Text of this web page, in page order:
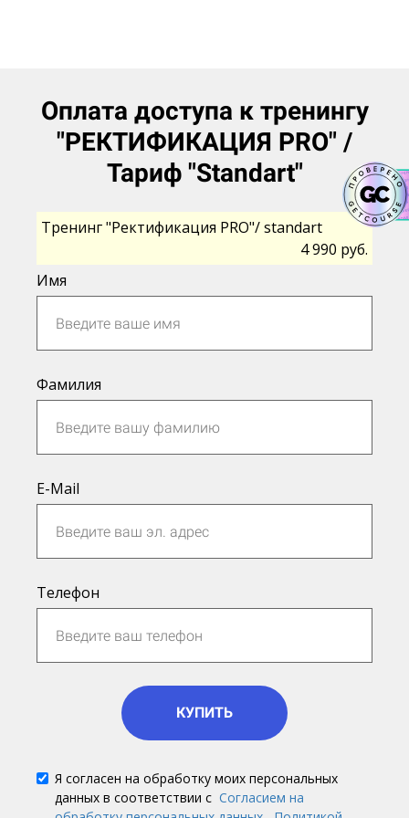
Оплата доступа к тренингу
"РЕКТИФИКАЦИЯ PRO" /
Тариф "Standart"
Тренинг "Ректификация PRO"/ standart
4 990 руб.
Имя
Фамилия
E-Mail
Телефон
КУПИТЬ
Я согласен на обработку моих персональных
данных в соответствии с Согласием на